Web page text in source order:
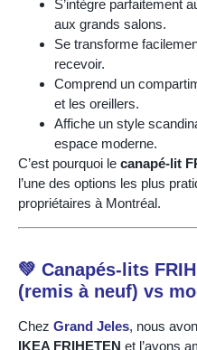
S’intègre parfaitement
aux grands salons.
Se transforme
recevoir.
Comprend un
et les oreillers.
Affiche un style
espace moderne.
C’est pourquoi le canapé-lit
l’une des options les plus
propriétaires à Montréal.
💚 Canapés-lits
(remis à neuf) vs
Chez Grand Jeles, nous
IKEA FRIHETEN et l’avons